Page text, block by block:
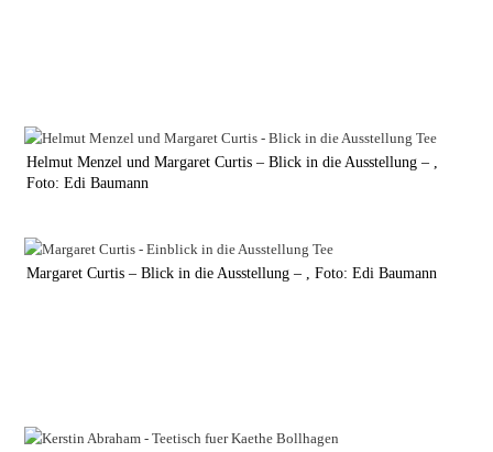
Helmut Menzel und Margaret Curtis – Blick in die Ausstellung – ,
Foto: Edi Baumann
Margaret Curtis – Blick in die Ausstellung – , Foto: Edi Baumann